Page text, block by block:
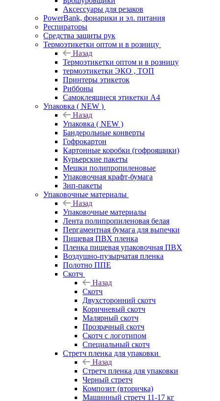
Аксессуары для резаков
PowerBank, фонарики и эл. питания
Респираторы
Средства защиты рук
Термоэтикетки оптом и в розницу
Назад
Термоэтикетки оптом и в розницу
термоэтикетки ЭКО , ТОП
Принтеры этикеток
Риббоны
Самоклеящиеся этикетки А4
Упаковка ( NEW )
Назад
Упаковка ( NEW )
Бандерольные конверты
Гофрокартон
Картонные коробки (гофроящики)
Курьерские пакеты
Мешки полипропиленовые
Упаковочная крафт-бумага
Зип-пакеты
Упаковочные материалы
Назад
Упаковочные материалы
Лента полипропиленовая белая
Пергаментная бумага для выпечки
Пищевая ПВХ пленка
Пленка пищевая упаковочная ПВХ
Воздушно-пузырчатая пленка
Полотно ППЕ
Скотч
Назад
Скотч
Двухсторонний скотч
Коричневый скотч
Малярный скотч
Прозрачный скотч
Скотч с логотипом
Специальный скотч
Стретч пленка для упаковки
Назад
Стретч пленка для упаковки
Черный стретч
Композит (вторичка)
Машинный стретч 11-17 кг